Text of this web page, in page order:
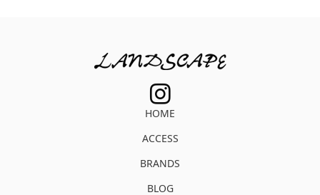
HOME
ACCESS
BRANDS
BLOG